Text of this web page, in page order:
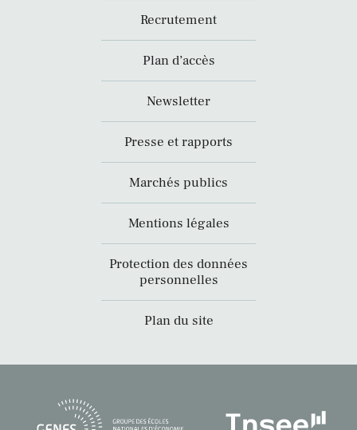
Recrutement
Plan d’accès
Newsletter
Presse et rapports
Marchés publics
Mentions légales
Protection des données
personnelles
Plan du site